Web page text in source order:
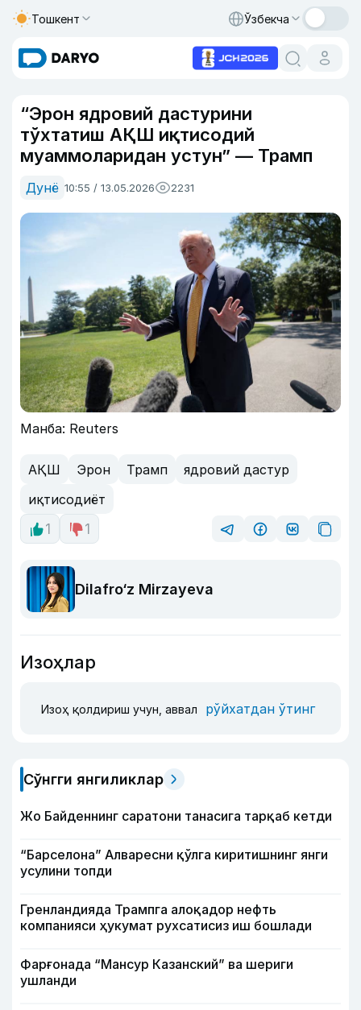
Тошкент Ўзбекча
“Эрон ядровий дастурини
тўхтатиш АҚШ иқтисодий
муаммоларидан устун” — Трамп
Дунё 10:55 / 13.05.2026 2231
Манба: Reuters
АҚШ Эрон Трамп
ядровий дастур
иқтисодиёт
1
1
Dilafro‘z Mirzayeva
Изоҳлар
Изоҳ қолдириш учун, аввал рўйхатдан ўтинг
Сўнгги янгиликлар
Жо Байденнинг саратони танасига тарқаб кетди
“Барселона” Алваресни қўлга киритишнинг янги
усулини топди
Гренландияда Трампга алоқадор нефть
компанияси ҳукумат рухсатисиз иш бошлади
Фарғонада “Мансур Казанский” ва шериги
ушланди